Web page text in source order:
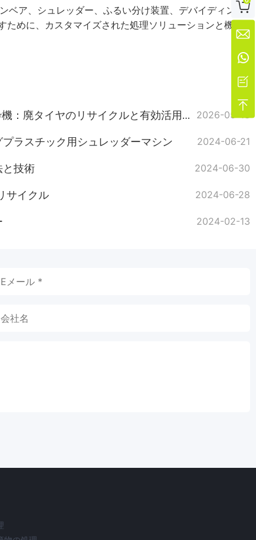
ベア、シュレッダー、ふるい分け装置、デバイディング
めに、カスタマイズされた処理ソリューションと機器
GEP ECOTECH 統合型切断破砕機：廃タイヤのリサイクルと有効活用を支える 2026-05-13
ラスチック用シュレッダーマシン 2024-06-21
と技術 2024-06-30
サイクル 2024-06-28
2024-02-13




